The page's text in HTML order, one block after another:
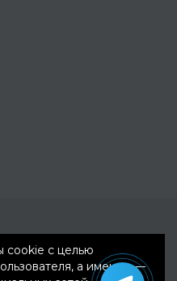
cookie с целью
а именно —